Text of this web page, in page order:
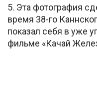
5. Эта фотография
время 38-го
показал себя в уже
фильме «Качай